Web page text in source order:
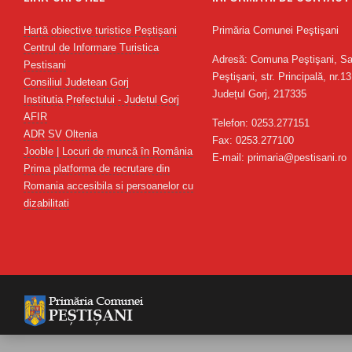
Hartă obiective turistice Peștișani
Centrul de Informare Turistica
Pestisani
Consiliul Judetean Gorj
Institutia Prefectului - Judetul Gorj
AFIR
ADR SV Oltenia
Jooble | Locuri de muncă în România
Prima platforma de recrutare din
Romania accesibila si persoanelor cu
dizabilitati
Primăria Comunei Peştişani
Adresă: Comuna Peştişani,
Peştişani, str. Principală,
Județul Gorj, 217335
Telefon: 0253.277151
Fax: 0253.277100
E-mail: primaria@pestisani.ro